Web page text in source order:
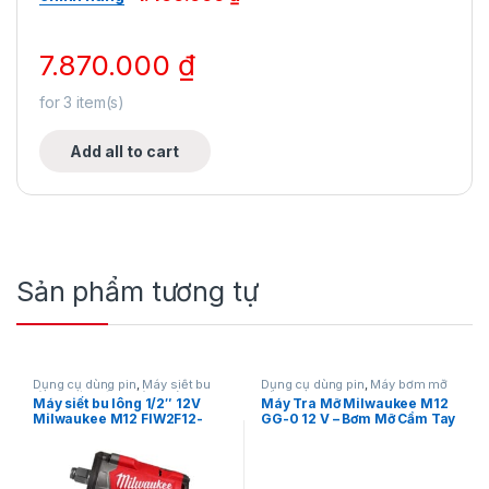
7.870.000 ₫
for3 item(s)
Add all to cart
Sản phẩm tương tự
Dụng cụ dùng pin Máy siết bu
lông, Máy siết bu lông dùng pin
12V,Milwaukee
Máy siết bu lông 1/2″ 12V
Milwaukee M12 FIW2F12-
Dụng cụ dùng pin Máy bơm mỡ
dùng pin Milwaukee
Máy Tra Mỡ Milwaukee M12
GG-0 12 V – Bơm Mỡ Cầm Tay